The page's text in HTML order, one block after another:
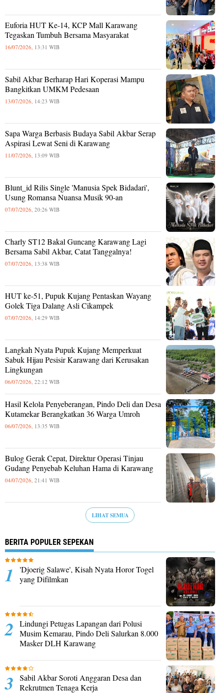
Euforia HUT Ke-14, KCP Mall Karawang
Tegaskan Tumbuh Bersama Masyarakat
16/07/2026, 13:31 WIB
Sabil Akbar Berharap Hari Koperasi Mampu
Bangkitkan UMKM Pedesaan
13/07/2026, 14:23 WIB
Sapa Warga Berbasis Budaya Sabil Akbar Serap
Aspirasi Lewat Seni di Karawang
11/07/2026, 13:09 WIB
Blunt_id Rilis Single 'Manusia Spek Bidadari',
Usung Romansa Nuansa Musik 90-an
07/07/2026, 20:26 WIB
Charly ST12 Bakal Guncang Karawang Lagi
Bersama Sabil Akbar, Catat Tanggalnya!
07/07/2026, 13:38 WIB
HUT ke-51, Pupuk Kujang Pentaskan Wayang
Golek Tiga Dalang Asli Cikampek
07/07/2026, 14:29 WIB
Langkah Nyata Pupuk Kujang Memperkuat
Sabuk Hijau Pesisir Karawang dari Kerusakan
Lingkungan
06/07/2026, 22:12 WIB
Hasil Kelola Penyeberangan, Pindo Deli dan Desa
Kutamekar Berangkatkan 36 Warga Umroh
06/07/2026, 13:35 WIB
Bulog Gerak Cepat, Direktur Operasi Tinjau
Gudang Penyebab Keluhan Hama di Karawang
04/07/2026, 21:41 WIB
LIHAT SEMUA
BERITA POPULER SEPEKAN
'Djoerig Salawe', Kisah Nyata Horor Togel
yang Difilmkan
Lindungi Petugas Lapangan dari Polusi
Musim Kemarau, Pindo Deli Salurkan 8.000
Masker DLH Karawang
Sabil Akbar Soroti Anggaran Desa dan
Rekrutmen Tenaga Kerja